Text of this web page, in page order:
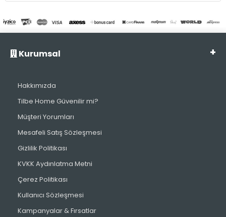
Kurumsal
Hakkımızda
Tilbe Home Güvenilir mi?
Müşteri Yorumları
Mesafeli Satış Sözleşmesi
Gizlilik Politikası
KVKK Aydınlatma Metni
Çerez Politikası
Kullanıcı Sözleşmesi
Kampanyalar & Fırsatlar